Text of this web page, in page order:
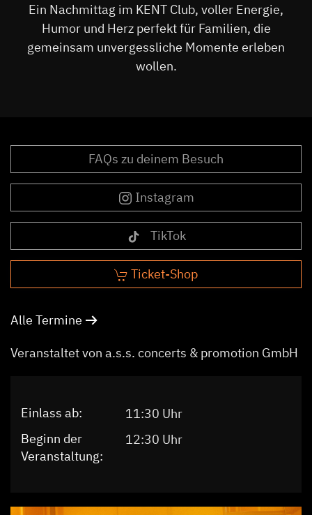
Ein Nachmittag im KENT Club, voller Energie,
Humor und Herz perfekt für Familien, die
gemeinsam unvergessliche Momente erleben
wollen.
FAQs zu deinem Besuch
Instagram
TikTok
Ticket-Shop
Alle Termine
Veranstaltet von a.s.s. concerts & promotion GmbH
Einlass ab:
11:30 Uhr
Beginn der
Veranstaltung:
12:30 Uhr